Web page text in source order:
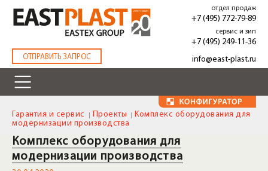
основному
содержанию
ОТПРАВИТЬ ЗАПРОС
отдел продаж
+7 (495) 772-79-89
сервис и зип
+7 (495) 249-11-36
info@east-plast.ru
Гарантия и сервис Проекты
Комплекс оборудования для
модернизации производства
Комплекс оборудования для
модернизации производства